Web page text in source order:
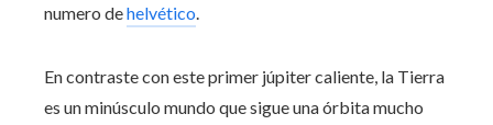
numero dehelvético.
En contraste con este primer júpiter caliente, la Tierra
es un minúsculo mundo que sigue una órbita mucho